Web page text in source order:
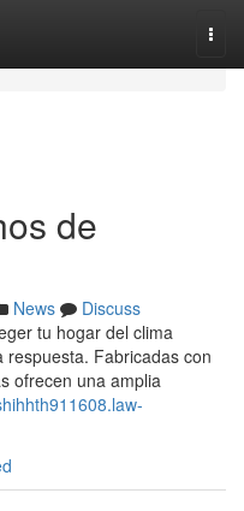
de
News
Discuss
tu hogar del clima
Fabricadas con
ofrecen una amplia